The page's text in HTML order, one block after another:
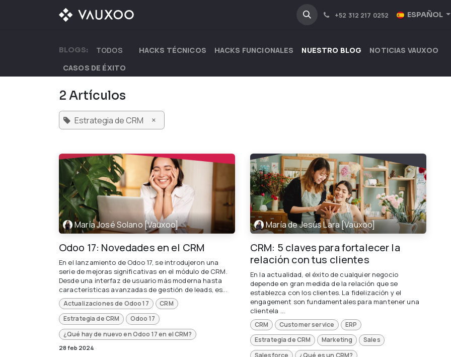
INDUSTRIAS +52 312 217 0252 ESPAÑOL
BLOGS: TODOS HACKS TÉCNICOS HACKS FUNCIONALES NUESTRO BLOG
NOTICIAS VAUXOO
CASOS DE ÉXITO
2 Artículos
Estrategia de CRM ×
María José Solano [Vauxoo]
Odoo 17: Novedades en el CRM
En el lanzamiento de Odoo 17, se introdujeron una
serie de mejoras significativas en el módulo de CRM.
Desde una interfaz de usuario más moderna hasta
características avanzadas de gestión de leads, es...
Actualizaciones de Odoo 17
CRM
Estrategia de CRM
Odoo 17
¿Qué hay de nuevo en Odoo 17 en el CRM?
28 feb 2024
María de Jesús Lara [Vauxoo]
CRM: 5 claves para fortalecer la
relación con tus clientes
En la actualidad, el éxito de cualquier negocio
depende en gran medida de la relación que se
establezca con los clientes. La fidelización y el
engagement son fundamentales para mantener una
clientela ...
CRM Customer service
ERP
Estrategia de CRM
Marketing
Sales
Salesforce
¿Qué es un CRM?